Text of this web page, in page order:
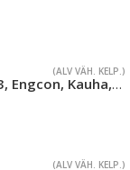
(ALV VÄH. KELP.)
Hitachi ZX225USRLC-3, Engcon, Kauha, Webasto, Rasvari
(ALV VÄH. KELP.)